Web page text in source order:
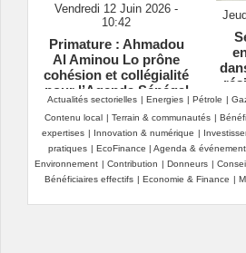
Vendredi 12 Juin 2026 -
10:42
Primature : Ahmadou
Al Aminou Lo prône
cohésion et collégialité
pour l’Agenda Sénégal
2050
Actualités sectorielles | Energies | Pétrole |
Contenu local | Terrain & communautés |
expertises | Innovation & numérique |
pratiques | EcoFinance | Agenda &
Environnement | Contribution | Donneurs |
Bénéficiaires effectifs | Economie & Finance |